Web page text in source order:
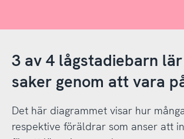
3 av 4 lågstadiebarn lär
saker genom att vara
Det här diagrammet visar hur
respektive föräldrar som anser att